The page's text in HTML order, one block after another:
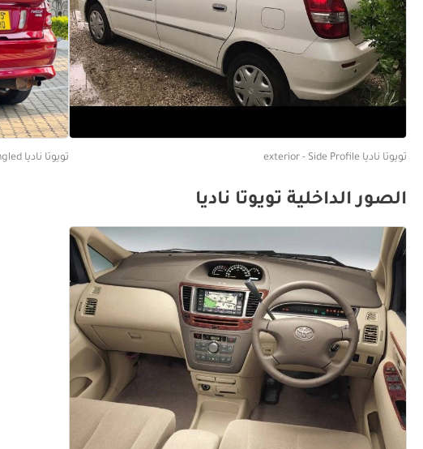
تويوتا ناديا exterior - Side Profile تويوتا ناديا exterior - Rear Right Angled
الصور الداخلية تويوتا ناديا